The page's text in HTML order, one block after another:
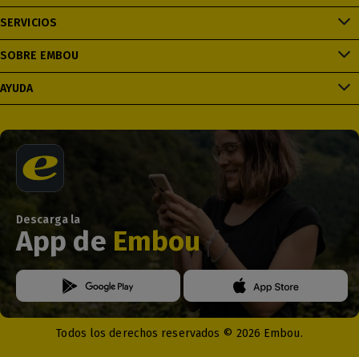
SERVICIOS
SOBRE EMBOU
AYUDA
Descarga la
App de Embou
Todos los derechos reservados © 2026 Embou.